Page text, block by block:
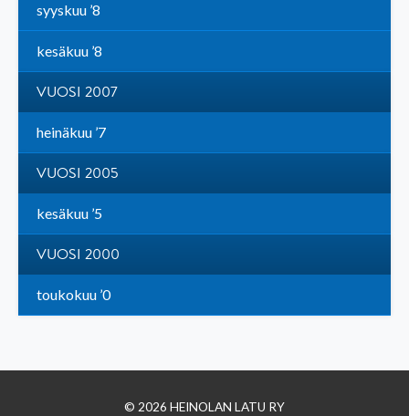
syyskuu ’8
kesäkuu ’8
VUOSI 2007
heinäkuu ’7
VUOSI 2005
kesäkuu ’5
VUOSI 2000
toukokuu ’0
© 2026 HEINOLAN LATU RY